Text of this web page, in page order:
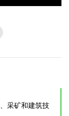
采矿和建筑技